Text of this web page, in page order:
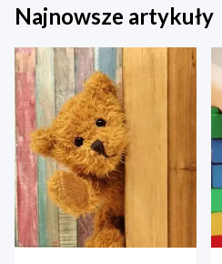
Najnowsze artykuły